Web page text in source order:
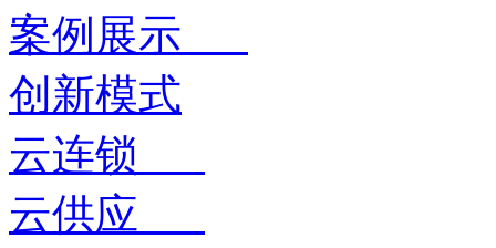
案例展示
创新模式
云连锁
云供应